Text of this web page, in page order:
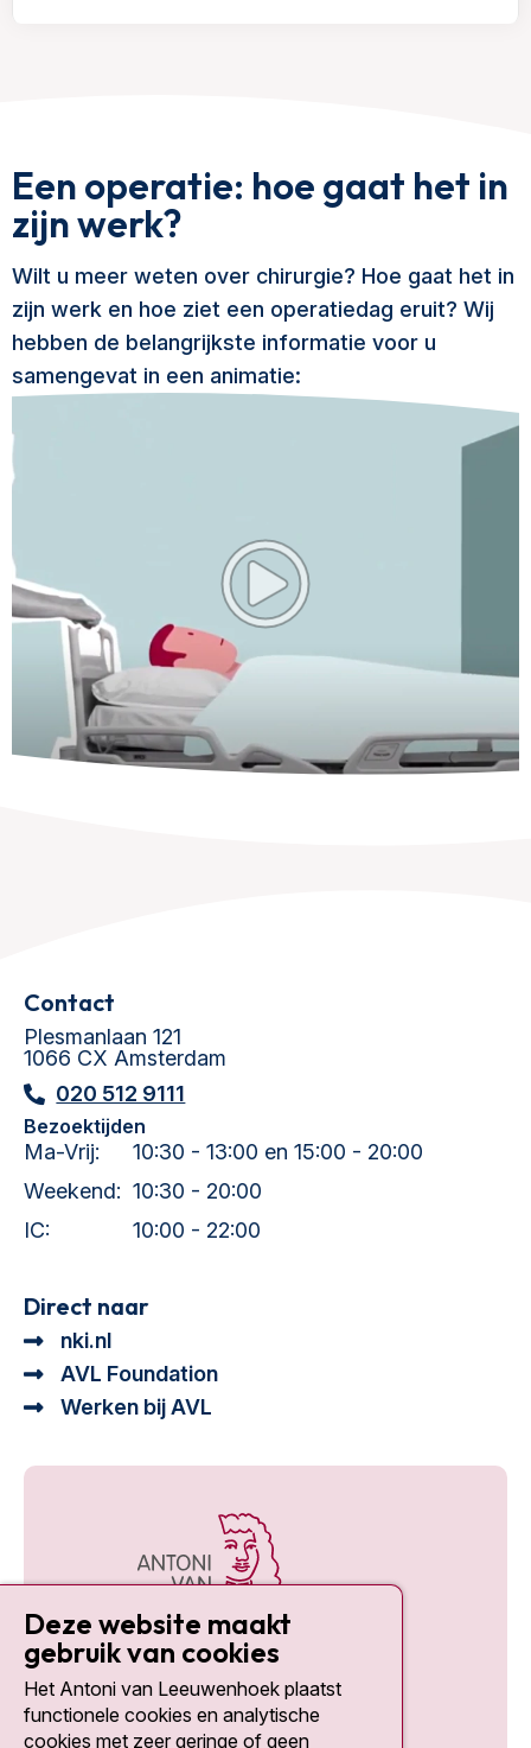
Een operatie: hoe gaat het in
zijn werk?
Wilt u meer weten over chirurgie? Hoe gaat het in
zijn werk en hoe ziet een operatiedag eruit? Wij
hebben de belangrijkste informatie voor u
samengevat in een animatie:
Contact
Plesmanlaan 121
1066 CX Amsterdam
020 512 9111
Bezoektijden
Ma-Vrij:
10:30 - 13:00 en 15:00 - 20:00
Weekend: 10:30 - 20:00
IC:
10:00 - 22:00
Direct naar
nki.nl
AVL Foundation
Werken bij AVL
Social media
Deze website maakt
gebruik van cookies
Het Antoni van Leeuwenhoek plaatst
functionele cookies en analytische
cookies met zeer geringe of geen